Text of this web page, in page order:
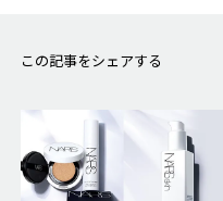
この記事をシェアする